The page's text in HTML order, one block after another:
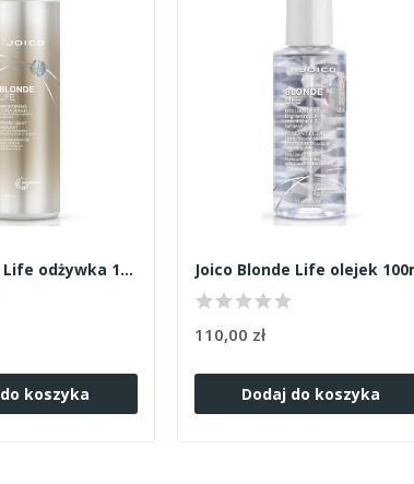
Joico Blonde Life odżywka 1000ml
koszyka
Joico Blonde Life olejek
110,00 zł
Dodaj do koszyka